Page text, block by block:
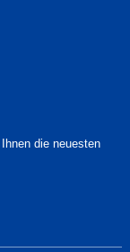
die neuesten